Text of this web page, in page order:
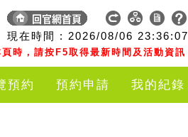
現在時間 : 2026/08/06 23:36:07
時，請按F5取得最新時間及活動資訊
預約 預約申請 我的紀錄